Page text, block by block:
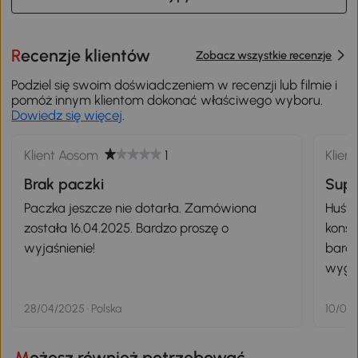
Recenzje klientów Zobacz wszystkie recenzje
Podziel się swoim doświadczeniem w recenzji lub filmie i
pomóż innym klientom dokonać właściwego wyboru.
Dowiedz się więcej
Klient Aosom 1
Brak paczki
Paczka jeszcze nie dotarła. Zamówiona
została 16.04.2025. Bardzo proszę o
wyjaśnienie!
28/04/2025 · Polska 10/05/